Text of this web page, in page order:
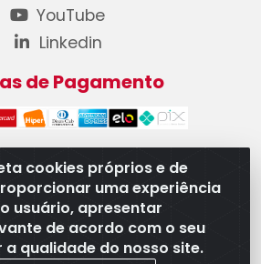
cookies próprios e de
uma experiência
usuário, apresentar
de acordo com o seu
qualidade do nosso site.
YouTube
Linkedin
de Pagamento
Automotivos LTDA - CNPJ
12 - Rua do Níquel, 667 - Parque
Goiânia/GO - CEP 74375-660